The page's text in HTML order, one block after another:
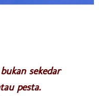
sekedar
pesta.